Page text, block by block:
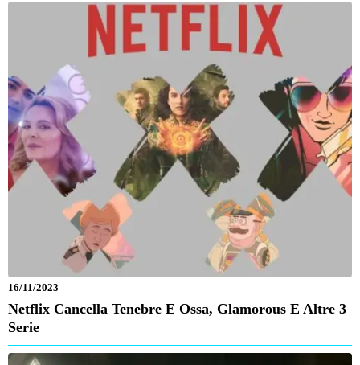
16/11/2023
Netflix Cancella Tenebre E Ossa, Glamorous E Altre 3
Serie